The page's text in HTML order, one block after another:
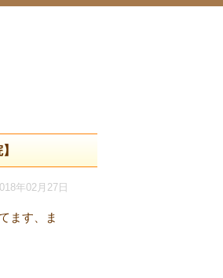
年02月27日
ます、ま